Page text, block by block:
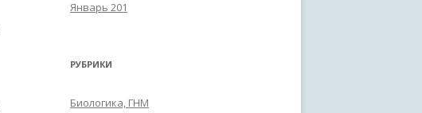
Январь 201
РУБРИКИ
Биологика, ГНМ